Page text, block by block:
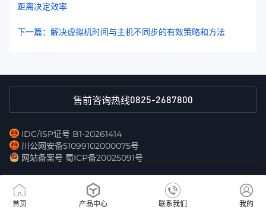
距离决定效率
下一篇：解决虚拟机时间与主机不同步的有效策略和方法
售前咨询热线0825-2687800
IDC/ISP证号 B1-20261414
川公网安备51099102000075号
网站备案号 蜀ICP备20025091号
首页 产品中心 联系我们 我的